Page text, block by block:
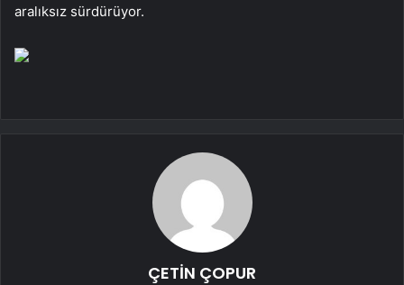
aralıksız sürdürüyor.
ÇETİN ÇOPUR